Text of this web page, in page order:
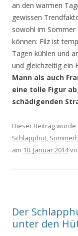
an den warmen
gewissen
sowohl im Sommer
können: Filz ist
Tagen kühlen und
und gleichzeitig ein
Mann als auch
eine tolle Figur
schädigenden
Dieser Beitrag
Schlapphut,
am 10. Januar 2014
Der
unter den